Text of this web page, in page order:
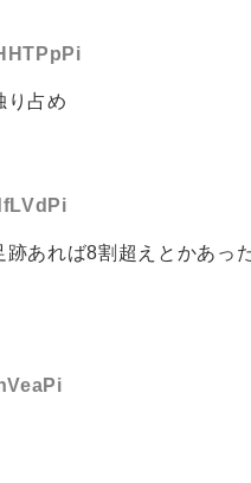
り占め
あれば8割超えとかあっ